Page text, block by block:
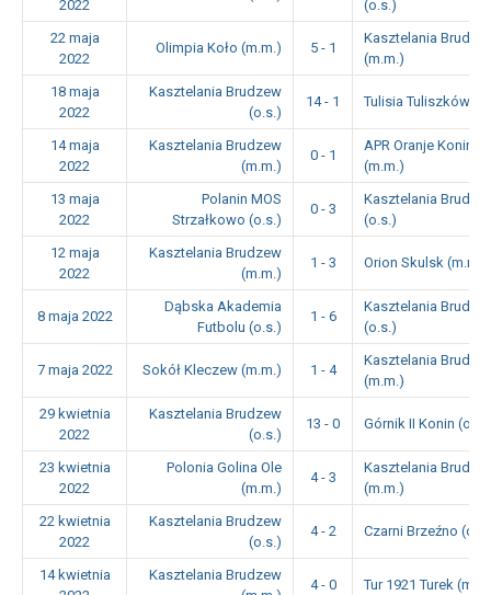
2022
(o.s.)
22 maja
2022
Olimpia Koło (m.m.) 5 - 1
Kasztelania
(m.m.)
18 maja
2022
Kasztelania Brudzew
(o.s.)
14 - 1 Tulisia Tuliszków
14 maja
2022
Kasztelania Brudzew
(m.m.)
0 - 1
APR Oranje Konin
(m.m.)
13 maja
2022
Polanin MOS
Strzałkowo (o.s.)
0 - 3
Kasztelania
(o.s.)
12 maja
2022
Kasztelania Brudzew
(m.m.)
1 - 3 Orion Skulsk (m.m.)
8 maja 2022
Dąbska Akademia
Futbolu (o.s.)
1 - 6
Kasztelania
(o.s.)
7 maja 2022 Sokół Kleczew (m.m.) 1 - 4
Kasztelania
(m.m.)
29 kwietnia
2022
Kasztelania Brudzew
(o.s.)
13 - 0 Górnik II Konin (o.s.)
23 kwietnia
2022
Polonia Golina Ole
(m.m.)
4 - 3
Kasztelania
(m.m.)
22 kwietnia
2022
Kasztelania Brudzew
(o.s.)
4 - 2 Czarni Brzeźno
14 kwietnia
Kasztelania Brudzew
4 - 0 Tur 1921 Turek